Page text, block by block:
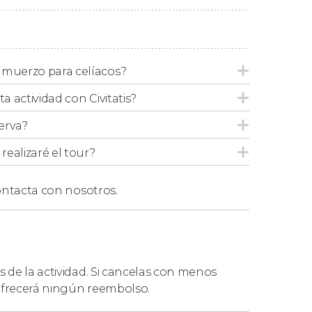
zonas el punto de recogida más cercano a
de recogida dentro de las franjas
para celíacos?
actividad con Civitatis?
el tour?
con nosotros.
de la actividad. Si cancelas con menos
ningún reembolso.